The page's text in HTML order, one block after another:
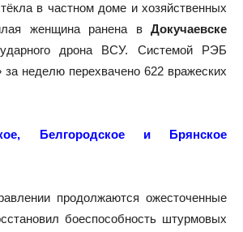
в частном доме и хозяйственных
женщина ранена в Докучаевске
дрона ВСУ. Системой РЭБ
неделю перехвачено 622 вражеских
Белгородское и Брянское
продолжаются ожесточенные
боеспособность штурмовых